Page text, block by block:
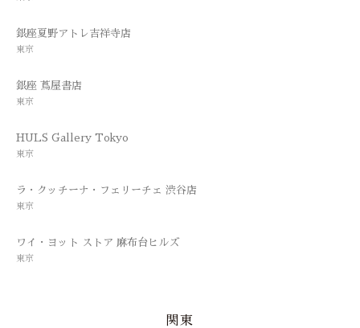
銀座夏野アトレ吉祥寺店
東京
銀座 蔦屋書店
東京
HULS Gallery Tokyo
東京
ラ・クッチーナ・フェリーチェ 渋谷店
東京
ワイ・ヨット ストア 麻布台ヒルズ
東京
関東